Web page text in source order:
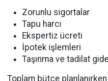
Zorunlu sigortalar
Tapu harcı
Ekspertiz ücreti
İpotek işlemleri
Taşınma ve tadilat
Toplam bütçe